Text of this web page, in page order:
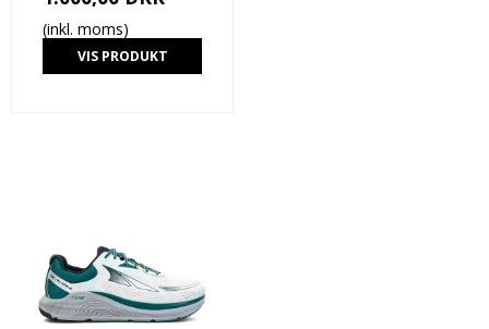
(inkl. moms)
VIS PRODUKT